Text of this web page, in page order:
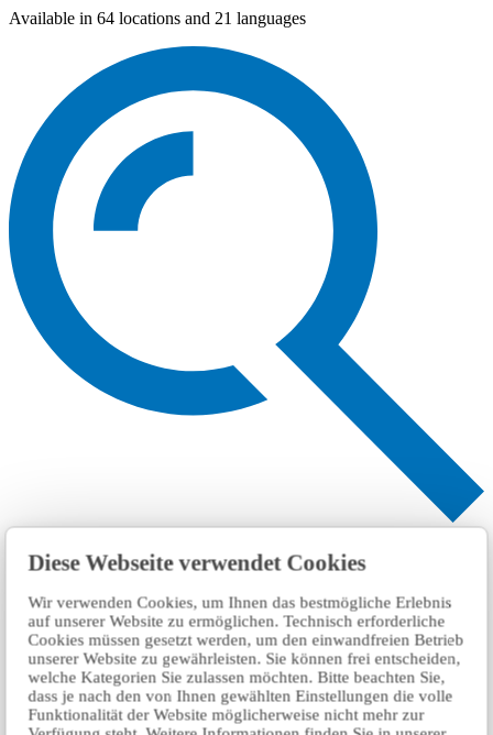
Diese Webseite verwendet Cookies
Wir verwenden Cookies, um Ihnen das bestmögliche Erlebnis
auf unserer Website zu ermöglichen. Technisch erforderliche
Cookies müssen gesetzt werden, um den einwandfreien Betrieb
unserer Website zu gewährleisten. Sie können frei entscheiden,
welche Kategorien Sie zulassen möchten. Bitte beachten Sie,
dass je nach den von Ihnen gewählten Einstellungen die volle
Funktionalität der Website möglicherweise nicht mehr zur
Available in 64 locations and 21 languages